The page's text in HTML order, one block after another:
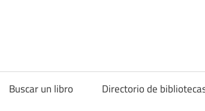
Buscar un libro Directorio de